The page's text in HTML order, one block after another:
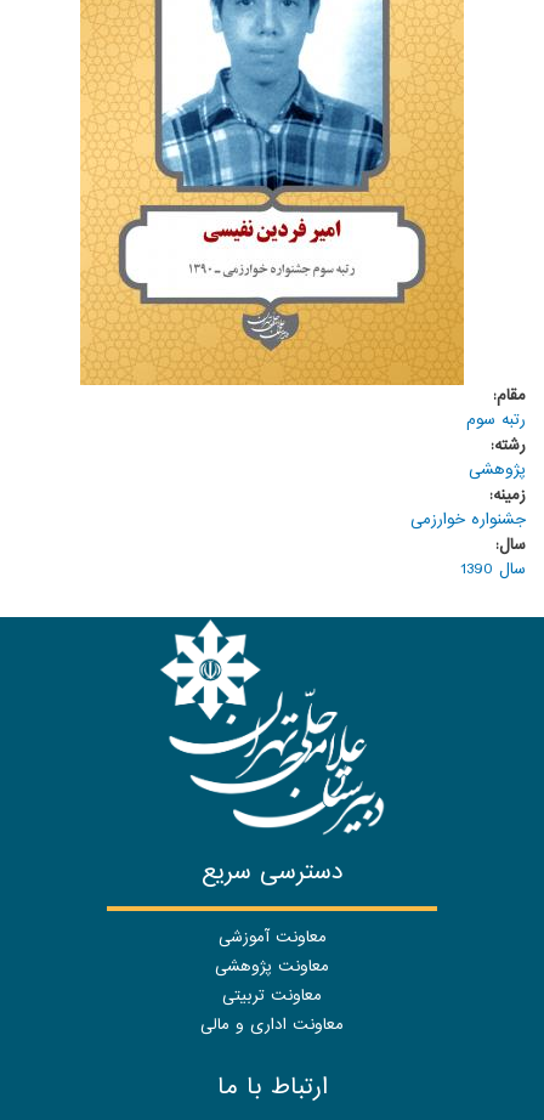
مقام:
رتبه سوم
رشته:
پژوهشی
زمینه:
جشنواره خوارزمی
سال:
سال 1390
دسترسی سریع
معاونت آموزشی
معاونت پژوهشی
معاونت تربیتی
معاونت اداری و مالی
ارتباط با ما